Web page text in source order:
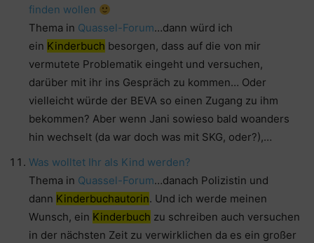
finden wollen
Thema in Quassel-Forum…dann würd ich
ein Kinderbuch besorgen, dass auf die von mir
vermutete Problematik eingeht und versuchen,
darüber mit ihr ins Gespräch zu kommen… Oder
vielleicht würde der BEVA so einen Zugang zu ihm
bekommen? Aber wenn Jani sowieso bald woanders
hin wechselt (da war doch was mit SKG, oder?),…
Was wolltet Ihr als Kind werden?
Thema in Quassel-Forum…danach Polizistin und
dann Kinderbuchautorin. Und ich werde meinen
Wunsch, ein Kinderbuch zu schreiben auch versuchen
in der nächsten Zeit zu verwirklichen da es ein großer